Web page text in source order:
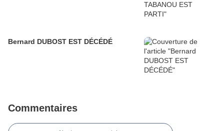
Bernard DUBOST EST DÉCÉDÉ
Commentaires